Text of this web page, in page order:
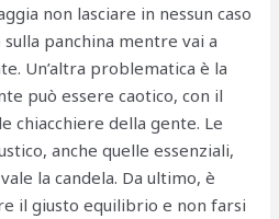
non lasciare in nessun caso
panchina mentre vai a
Un’altra problematica è la
può essere caotico, con il
chiacchiere della gente. Le
anche quelle essenziali,
la candela. Da ultimo, è
il giusto equilibrio e non farsi